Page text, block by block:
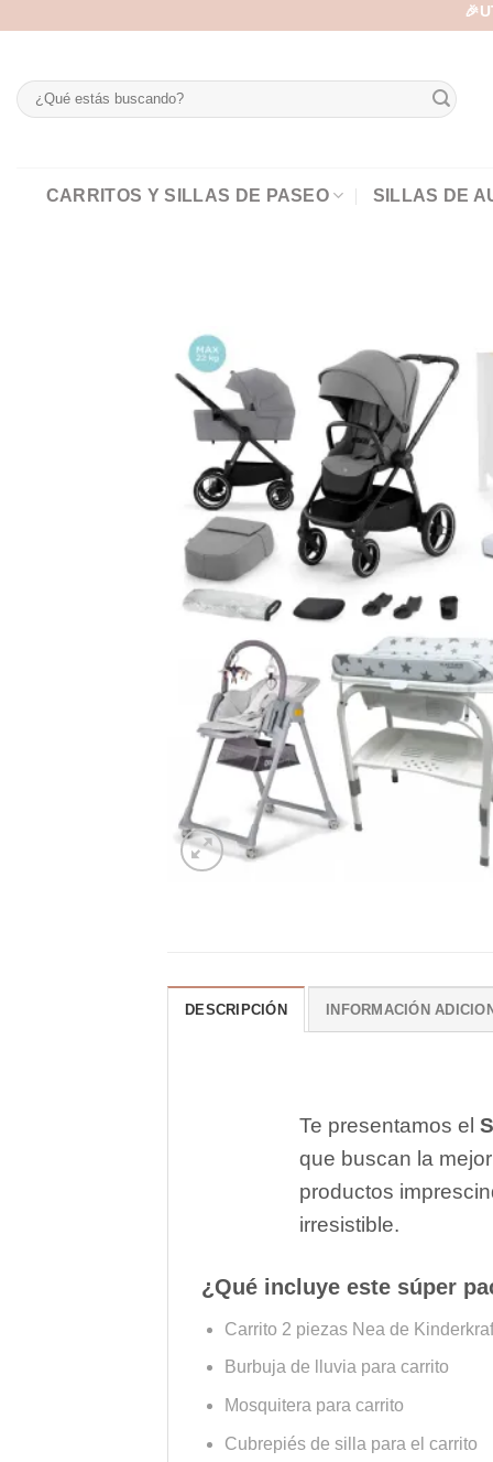
Buscar
por:
CARRITOS Y SILLAS DE PASEO SILLAS DE
DESCRIPCIÓN INFORMACIÓN
Te presentamos el
que buscan la
productos
irresistible.
¿Qué incluye este súper
Carrito 2 piezas Nea de
Burbuja de lluvia para carrito
Mosquitera para carrito
Cubrepiés de silla para el carrito